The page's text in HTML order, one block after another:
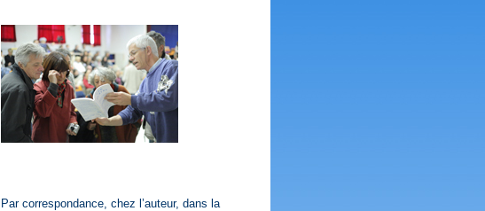
Par correspondance, chez l’auteur, dans la